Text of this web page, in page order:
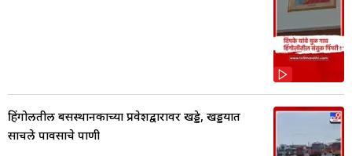
हिंगोलीतील बसस्थानकाच्या प्रवेशद्वारावर खड्डे, खड्डयात
साचले पावसाचे पाणी